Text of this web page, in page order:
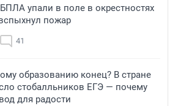
упали в поле в окрестностях
пожар
41
образованию конец? В стране
стобалльников ЕГЭ — почему
для радости